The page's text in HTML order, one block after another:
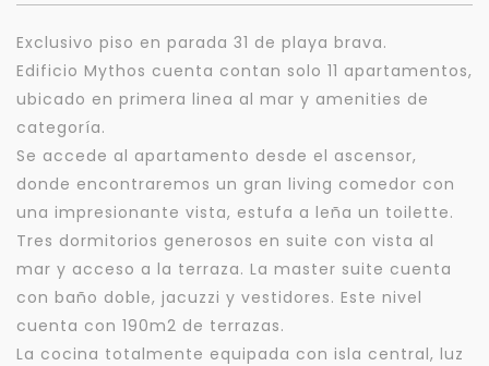
Exclusivo piso en parada 31 de playa brava.
Edificio Mythos cuenta contan solo 11 apartamentos,
ubicado en primera linea al mar y amenities de
categoría.
Se accede al apartamento desde el ascensor,
donde encontraremos un gran living comedor con
una impresionante vista, estufa a leña un toilette.
Tres dormitorios generosos en suite con vista al
mar y acceso a la terraza. La master suite cuenta
con baño doble, jacuzzi y vestidores. Este nivel
cuenta con 190m2 de terrazas.
La cocina totalmente equipada con isla central, luz